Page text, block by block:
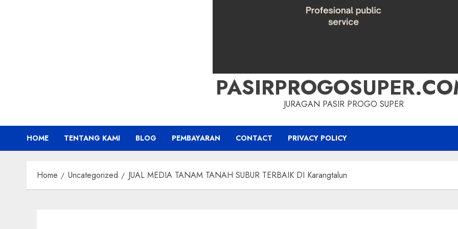
JURAGAN PASIR PROGO SUPER
HOME TENTANG KAMI BLOG PEMBAYARAN CONTACT PRIVACY POLICY
Home Uncategorized JUAL MEDIA TANAM TANAH SUBUR TERBAIK DI Karangtalun